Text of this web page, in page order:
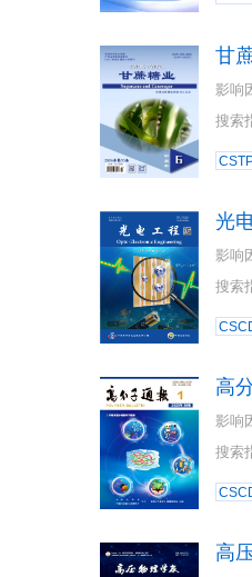
甘
影响
搜索
光
影响
搜索
高
影响
搜索
高